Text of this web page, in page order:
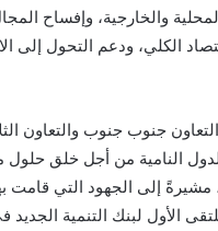
والخارجية، وإفساح
الكلي، ودعم التحول إلى
جنوب جنوب والتعاون
النامية من أجل خلق
مشيرةً إلى الجهود التي قامت
الأول لبنك التنمية